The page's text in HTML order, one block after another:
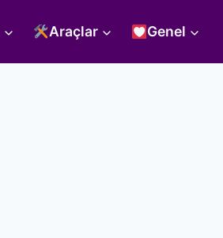
Araçlar Genel